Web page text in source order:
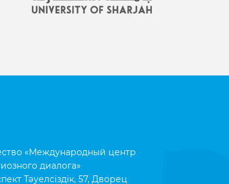
«Международный центр
диалога»
Тәуелсіздік, 57, Дворец